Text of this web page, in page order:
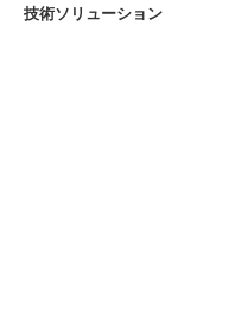
技術ソリューション